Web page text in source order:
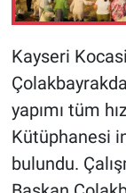
Kayseri
yapımı tüm
Kütüphanesi
bulundu.